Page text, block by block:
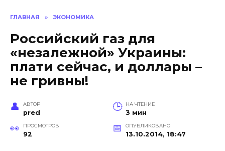
ГЛАВНАЯ » ЭКОНОМИКА
Российский газ для
«незалежной» Украины:
плати сейчас, и доллары –
не гривны!
АВТОР
pred
НА ЧТЕНИЕ
3 мин
ПРОСМОТРОВ
92
ОПУБЛИКОВАНО
13.10.2014, 18:47